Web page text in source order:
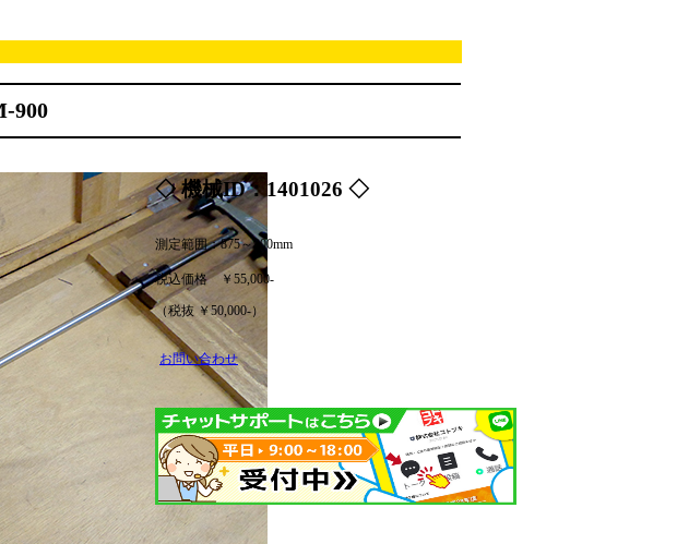
900
◇ 機械ID：1401026 ◇
測定範囲：875～900mm
税込価格 ￥55,000-
（税抜 ￥50,000-）
お問い合わせ